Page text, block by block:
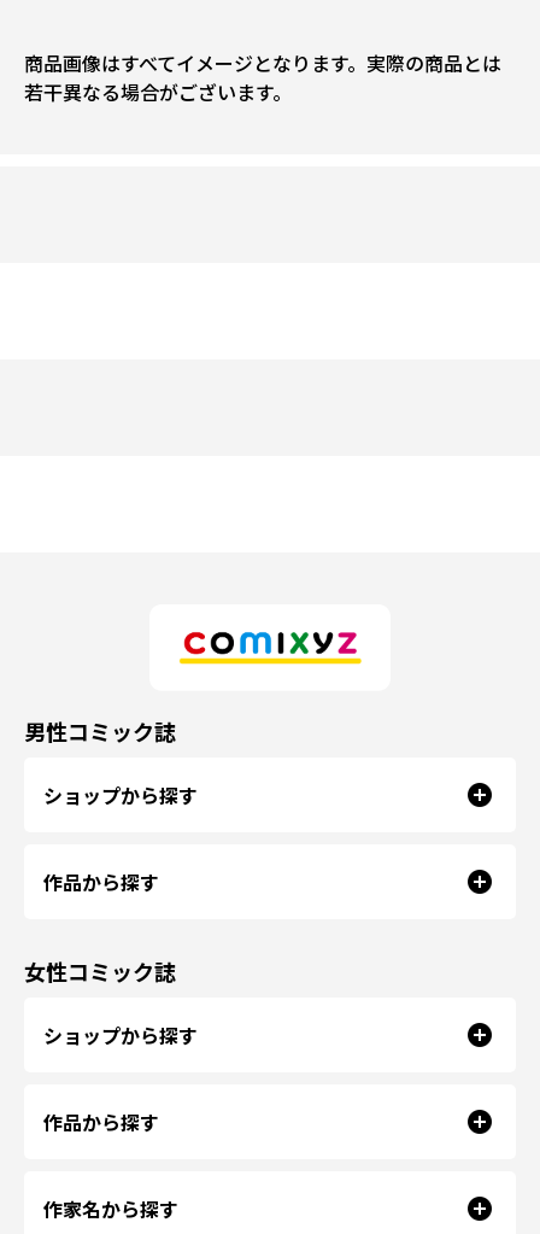
商品画像はすべてイメージとなります。実際の商品とは
若干異なる場合がございます。
男性コミック誌
ショップから探す
作品から探す
女性コミック誌
ショップから探す
作品から探す
作家名から探す